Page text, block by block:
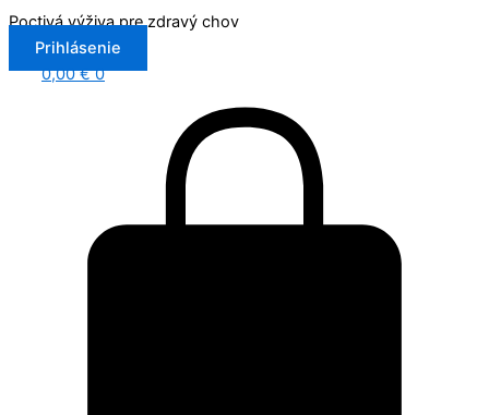
Preskočiť
Poctivá výživa pre zdravý chov
Prihlásenie
0,00€ 0